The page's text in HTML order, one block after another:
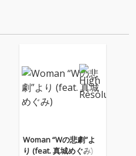
Woman “Wの悲劇”よ
り (feat. 真城めぐみ)